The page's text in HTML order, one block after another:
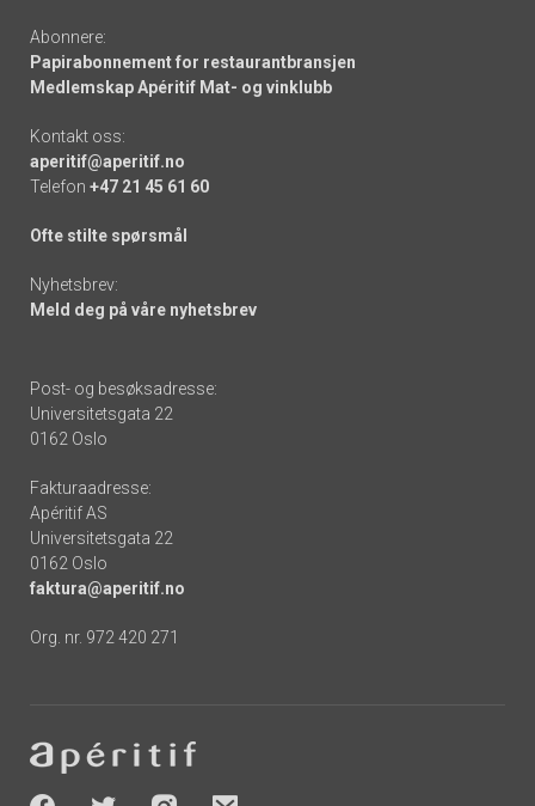
Abonnere:
Papirabonnement for restaurantbransjen
Medlemskap Apéritif Mat- og vinklubb
Kontakt oss:
aperitif@aperitif.no
Telefon +47 21 45 61 60
Ofte stilte spørsmål
Nyhetsbrev:
Meld deg på våre nyhetsbrev
Post- og besøksadresse:
Universitetsgata 22
0162 Oslo
Fakturaadresse:
Apéritif AS
Universitetsgata 22
0162 Oslo
faktura@aperitif.no
Org. nr. 972 420 271
-